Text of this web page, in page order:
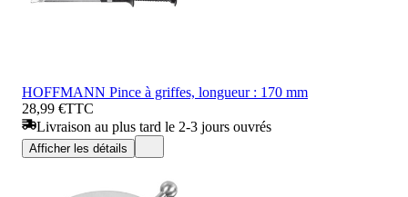
HOFFMANN Pince à griffes, longueur : 170 mm
28,99 €TTC
Livraison au plus tard le 2-3 jours ouvrés
Afficher les détails